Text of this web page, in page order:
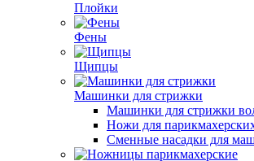
Плойки
Фены
Щипцы
Машинки для стрижки
Машинки для стрижки
Ножи для
Сменные насадки для